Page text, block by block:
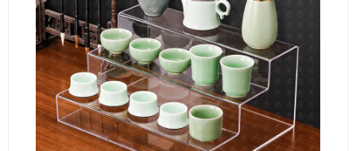
网店地址:
http://xybp.tmall.com http://wzxybp.1688.com
QQ邮箱